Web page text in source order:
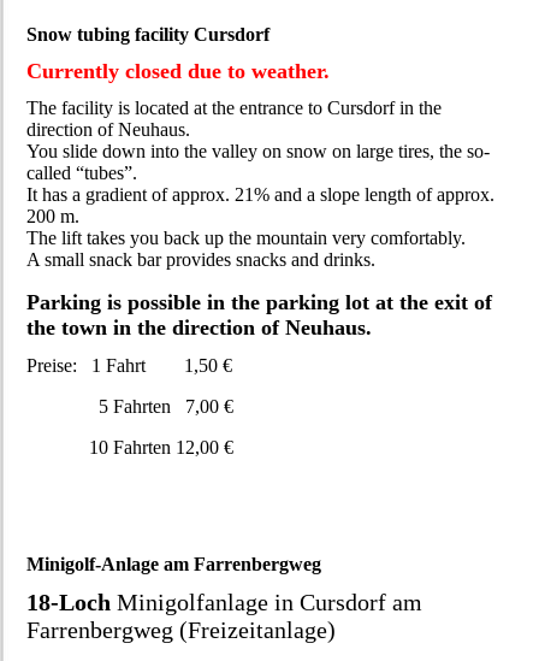
Snow tubing facility Cursdorf
Currently closed due to weather.
The facility is located at the entrance to Cursdorf in the
direction of Neuhaus.
You slide down into the valley on snow on large tires, the so-
called “tubes”.
It has a gradient of approx. 21% and a slope length of approx.
200 m.
The lift takes you back up the mountain very comfortably.
A small snack bar provides snacks and drinks.
Parking is possible in the parking lot at the exit of
the town in the direction of Neuhaus.
Preise: 1 Fahrt 1,50 €
5 Fahrten 7,00 €
10 Fahrten 12,00 €
Minigolf-Anlage am Farrenbergweg
18-Loch Minigolfanlage in Cursdorf am
Farrenbergweg (Freizeitanlage)